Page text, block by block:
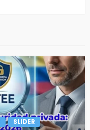
SLIDER